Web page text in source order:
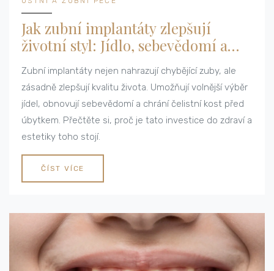
Jak zubní implantáty zlepšují
životní styl: Jídlo, sebevědomí a
dlouhodobé zdraví
Zubní implantáty nejen nahrazují chybějící zuby, ale
zásadně zlepšují kvalitu života. Umožňují volnější výběr
jídel, obnovují sebevědomí a chrání čelistní kost před
úbytkem. Přečtěte si, proč je tato investice do zdraví a
estetiky toho stojí.
ČÍST VÍCE